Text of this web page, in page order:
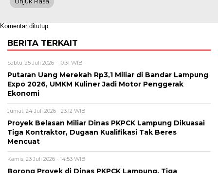
Komentar ditutup.
BERITA TERKAIT
Sabtu, 25 Juli 2026 - 10:31 WIB
Putaran Uang Merekah Rp3,1 Miliar di Bandar Lampung
Expo 2026, UMKM Kuliner Jadi Motor Penggerak
Ekonomi
Jumat, 24 Juli 2026 - 23:12 WIB
Proyek Belasan Miliar Dinas PKPCK Lampung Dikuasai
Tiga Kontraktor, Dugaan Kualifikasi Tak Beres
Mencuat
Kamis, 23 Juli 2026 - 14:53 WIB
Borong Proyek di Dinas PKPCK Lampung, Tiga